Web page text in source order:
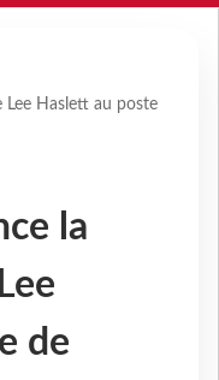
Haslett au poste
la
de